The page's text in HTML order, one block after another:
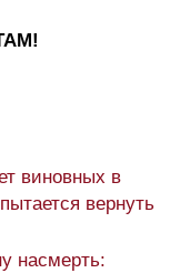
виновных в
вернуть
насмерть: